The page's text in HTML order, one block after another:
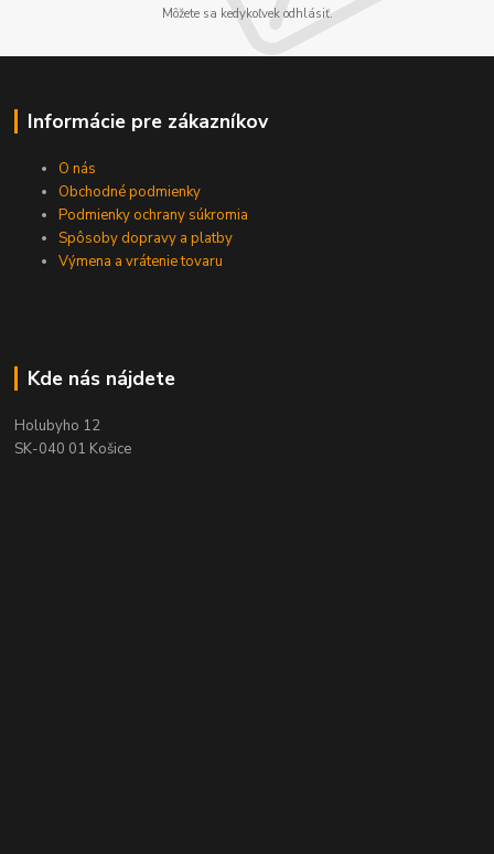
Môžete sa kedykoľvek odhlásiť.
Informácie pre zákazníkov
O nás
Obchodné podmienky
Podmienky ochrany súkromia
Spôsoby dopravy a platby
Výmena a vrátenie tovaru
Kde nás nájdete
Holubyho 12
SK-040 01 Košice